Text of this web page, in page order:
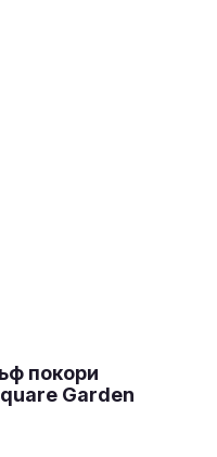
покори
Garden